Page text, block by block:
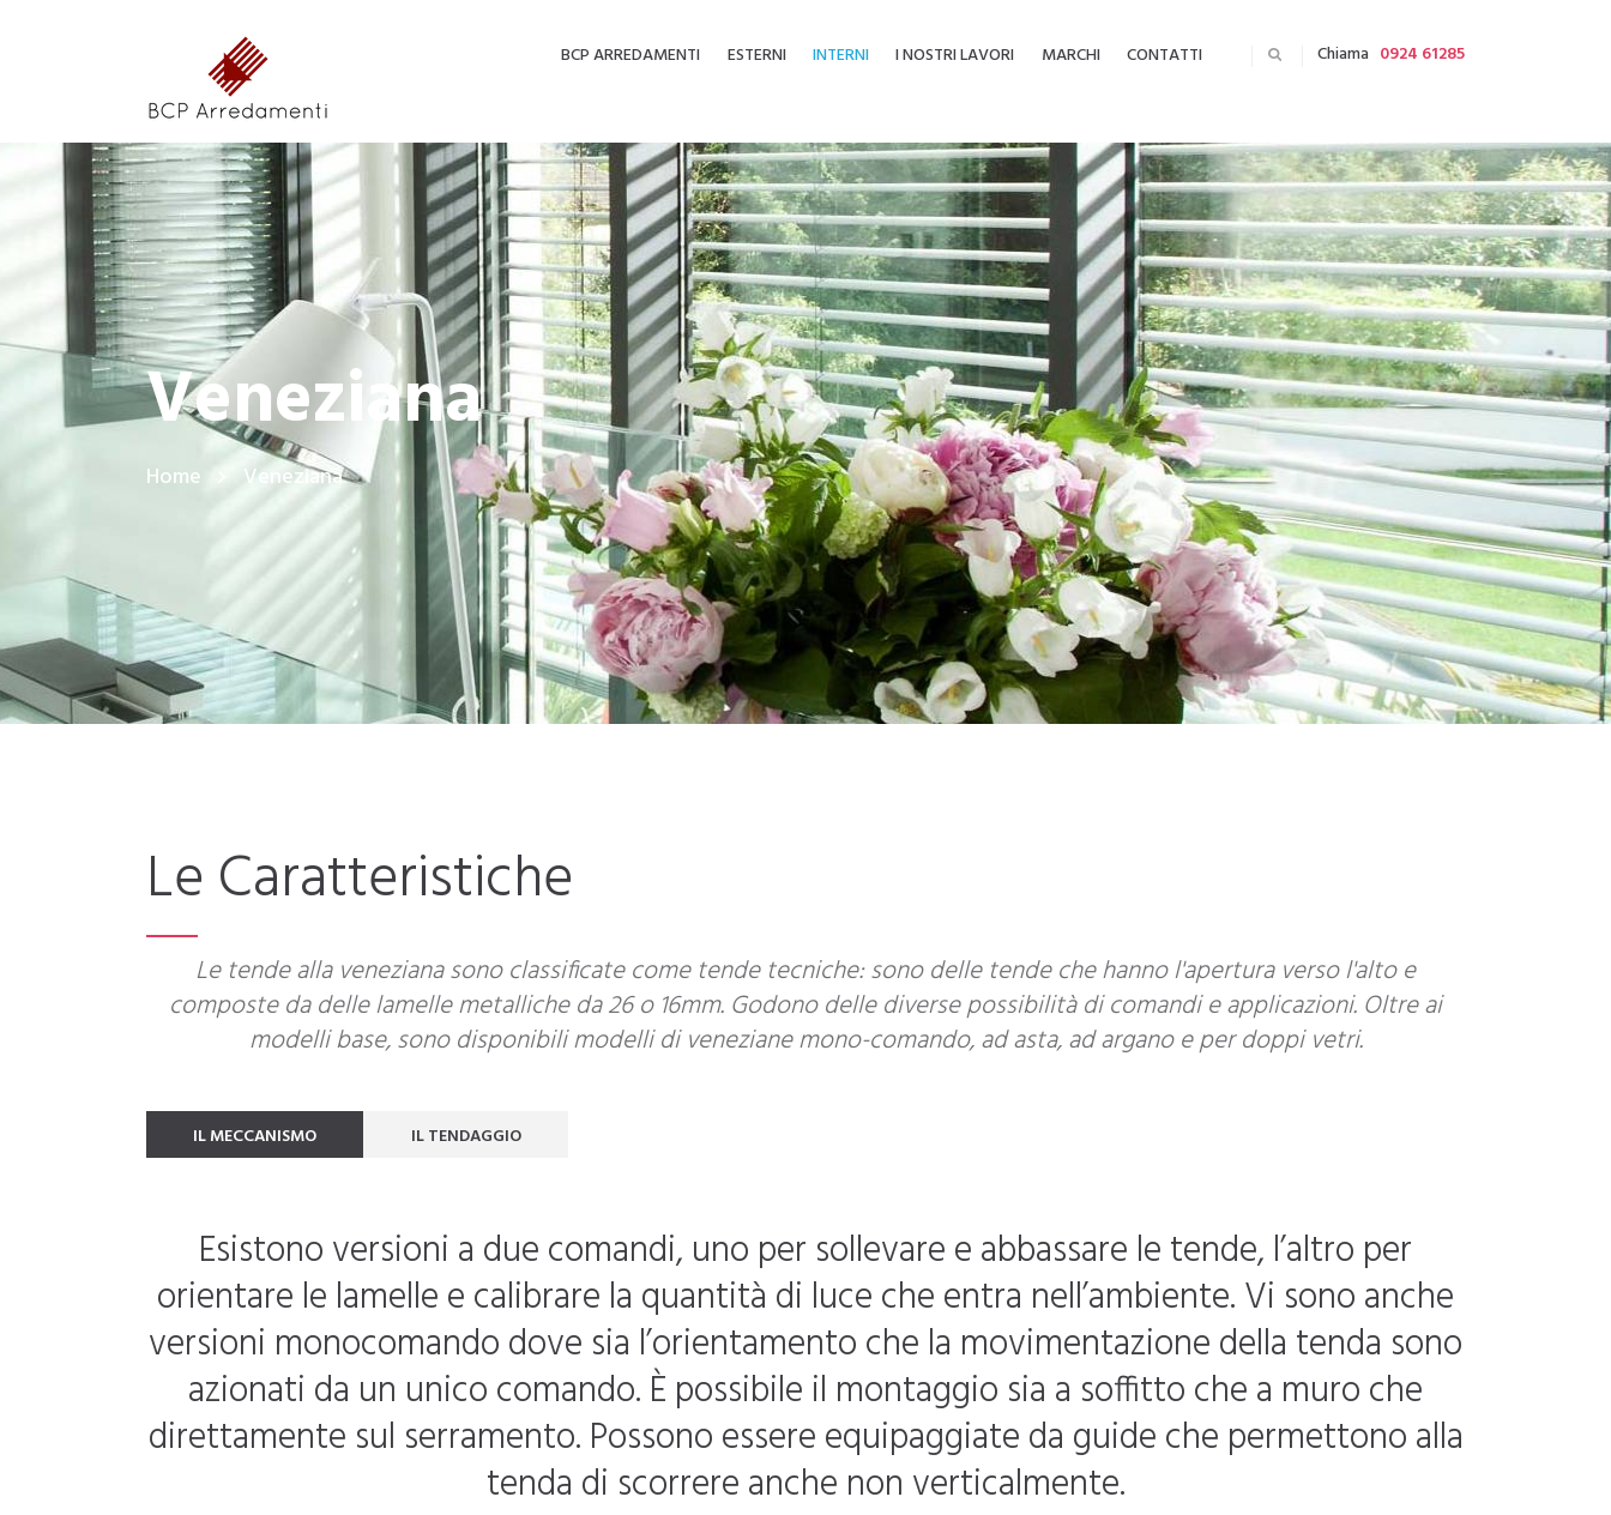
BCP ARREDAMENTI ESTERNI INTERNI I NOSTRI LAVORI MARCHI CONTATTI Chiama 0924 61285
Veneziana
Home Veneziana
Le Caratteristiche
Le tende alla veneziana sono classificate come tende tecniche: sono delle tende che hanno l'apertura verso l'alto e
composte da delle lamelle metalliche da 26 o 16mm. Godono delle diverse possibilità di comandi e applicazioni. Oltre ai
modelli base, sono disponibili modelli di veneziane mono-comando, ad asta, ad argano e per doppi vetri.
IL MECCANISMO IL TENDAGGIO
Esistono versioni a due comandi, uno per sollevare e abbassare le tende, l’altro per
orientare le lamelle e calibrare la quantità di luce che entra nell’ambiente. Vi sono anche
versioni monocomando dove sia l’orientamento che la movimentazione della tenda sono
azionati da un unico comando. È possibile il montaggio sia a soffitto che a muro che
direttamente sul serramento. Possono essere equipaggiate da guide che permettono alla
tenda di scorrere anche non verticalmente.